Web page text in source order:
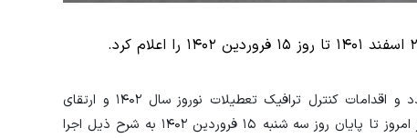
تسنیم: بر اساس اطلاعیه مرکز مدیریت راه‌های کشور، با توجه به پیش‌بینی وضعیت تردد و اقدامات کنترل ترافیک تعطیلات نوروز سال ۱۴۰۲ و ارتقای
ضریب ایمنی و تسهیل عبور و مرور وسایل نقلیه محدودیت‌ها و ممنوعیت‌های ترافیکی از امروز تا پایان روز سه شنبه ۱۵ فروردین ۱۴۰۲ به شرح ذیل اجرا